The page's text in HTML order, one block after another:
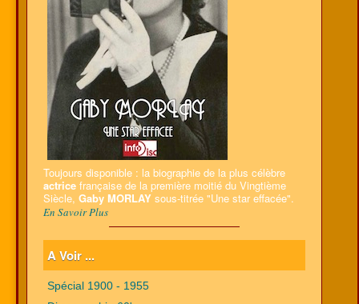
Toujours disponible : la biographie de la plus célèbre
actrice française de la première moitié du Vingtième
Siècle, Gaby MORLAY sous-titrée "Une star effacée".
En Savoir Plus
A Voir ...
Spécial 1900 - 1955